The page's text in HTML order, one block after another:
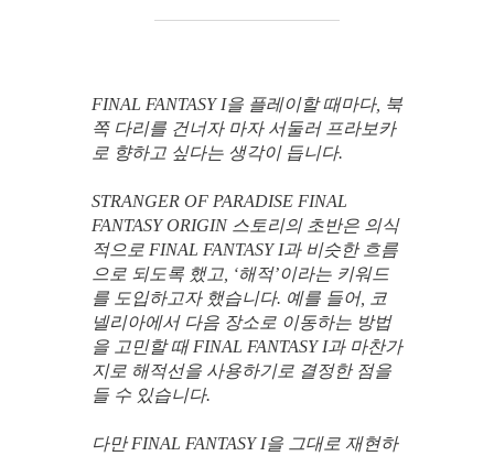
FINAL FANTASY I을 플레이할 때마다, 북
쪽 다리를 건너자 마자 서둘러 프라보카
로 향하고 싶다는 생각이 듭니다.
STRANGER OF PARADISE FINAL
FANTASY ORIGIN 스토리의 초반은 의식
적으로 FINAL FANTASY I과 비슷한 흐름
으로 되도록 했고, ‘해적’이라는 키워드
를 도입하고자 했습니다. 예를 들어, 코
넬리아에서 다음 장소로 이동하는 방법
을 고민할 때 FINAL FANTASY I과 마찬가
지로 해적선을 사용하기로 결정한 점을
들 수 있습니다.
다만 FINAL FANTASY I을 그대로 재현하